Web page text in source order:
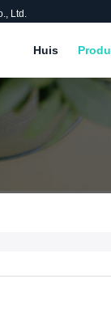
Ltd.
Huis